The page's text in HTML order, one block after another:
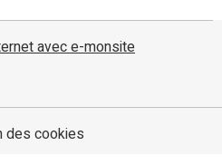
avec e-monsite
des cookies